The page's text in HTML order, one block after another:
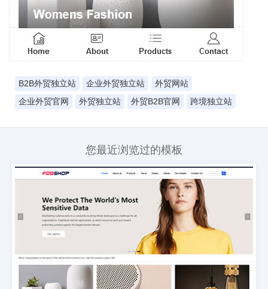
B2B外贸独立站 企业外贸独立站
外贸网站
企业外贸官网
外贸独立站 外贸B2B官网 跨境独立站
您最近浏览过的模板